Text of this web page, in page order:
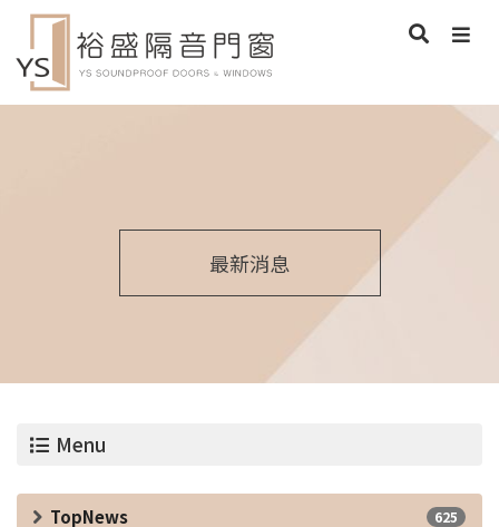
最新消息
Menu
TopNews 625